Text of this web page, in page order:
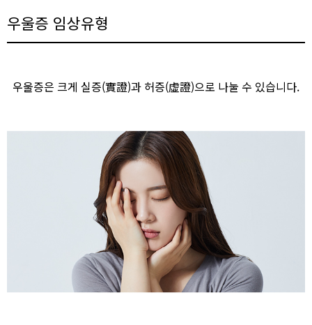
우울증 임상유형
우울증은 크게 실증(實證)과 허증(虛證)으로 나눌 수 있습니다.​